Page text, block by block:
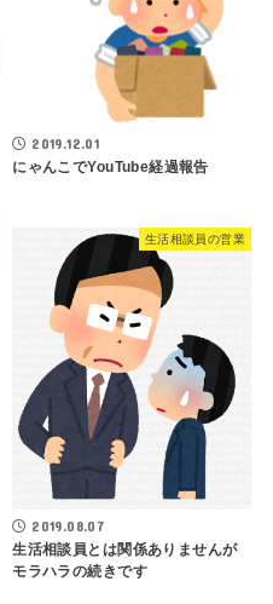
2019.12.01
にゃんこでYouTube経過報告
生活相談員の営業
2019.08.07
生活相談員とは関係ありませんが
モラハラの続きです